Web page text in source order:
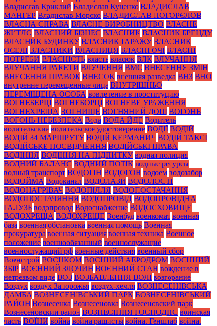
Владислав Криклий Владислав Куценко ВЛАДИСЛАВ
МАНГЕР Владислав Мороко ВЛАДИСЛАВ ПОГОРЄЛОВ
ВЛАСНА СПРАВА ВЛАСНЕ ВИРОБНИЦТВО ВЛАСНЕ
ЖИТЛО ВЛАСНИЙ БІЗНЕС ВЛАСНИК ВЛАСНИК БРЕНДУ
ВЛАСНИК БУДИНКУ ВЛАСНИК ГАРАЖУ ВЛАСНИК
ОСЕЛІ ВЛАСНИКИ ВЛАСНИЦЯ ВЛАСНІ ОЧІ ВЛАСНІ
ПОТРЕБИ ВЛАСНІСТЬ власть власюк ВЛК ВЛУЧАННЯ
ВЛУЧАННЯ РАКЕТИ ВЛУЧЕННЯ ВМС ВНЕСЕННЯ ЗМІН
ВНЕСЕННЯ ПРАВОК ВНЕСОК внешняя разведка ВНЗ ВНО
внутренне перемещенные лица ВНУТРІШНЬО
ПЕРЕМІЩЕНА ОСОБА вовлечение в проституцию
ВОГНЕБЕРЦІ ВОГНЕБОРЦІ ВОГНЕВЕ УРАЖЕННЯ
ВОГНЕХРЕЩА ВОГНИЩЕ ВОГНЯНИЙ ДОЩ ВОГОНЬ
ВОГОНЬ НЕБЕЗПЕКА Вода ВОДА ЙДЕ Водитель
водительские водительское удостоверение ВОДІЇ ВОДІЙ
ВОДІЙ 84 МАРШРУТУ ВОДІЙ КЕРМАНИЧ ВОДІЙ ТАКСІ
ВОДІЙСЬКЕ ПОСВІДЧЕННЯ ВОДІЙСЬКІ ПРАВА
ВОДІННЯ ВОДІННЯ НА ПІДПИТКУ водная полиция
ВОДНИЙ БАЛАНС ВОДНИЙ ПОТІК водные ресурсы
водный транспорт ВОДОГІН ВОДОГОН водоем водозабор
ВОДОЙМА Водоканал ВОДОЛАЗИ ВОДОЛОСТІ
ВОДОНАГРІВАЧ ВОДОПІЛЛЯ ВОДОПОСТАЧАННЯ
ВОДОПОСТАЧЯННЯ ВОДОПРОВІД ВОДОПРОВІДНА
ГАЛУЗЬ водопровод Водоснабжение ВОДОСХОВИЩЕ
ВОДОХРЕЩА ВОДОХРЕЩЕ Военбуд военкомат военная
база военная обстановка военная помощь Военная
прокуратура военная ситуация военная техника Военное
положение военнообязанный военнослужащие
военнослужащий рф военные действия военный сбор
Военстрой ВОЄНКОМ ВОЄННИЙ АЕРОДРОМ ВОЄННИЙ
ЗБІР ВОЄННИЙ ЗЛОЧИН ВОЄННИЙ СТАН вождение в
нетрезвом виде ВОЗ ВОЗБАВЛЕННЯ ВОЛІ возгорание
Воздух воздух Запорожья воздух-хемля ВОЗНЕСЕНІВСЬКА
ДАМБА ВОЗНЕСЕНІВСЬКИЙ ПАРК ВОЗНЕСЕНІВСЬКИЙ
РАЙОН Вознесенка Вознесеновка Вознесеновский парк
Вознесеновский район ВОЗНЕСІННЯ ГОСПОДНЄ воинская
часть ВОЇНИ война война рашисты война. Генштаб война.